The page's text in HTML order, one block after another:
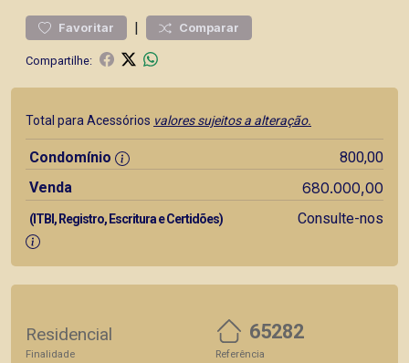
Favoritar | Comparar
Compartilhe:
Total para Acessórios valores sujeitos a alteração.
Condomínio
800,00
Venda
680.000,00
(ITBI, Registro, Escritura e Certidões) Consulte-nos
Residencial
Finalidade
65282
Referência